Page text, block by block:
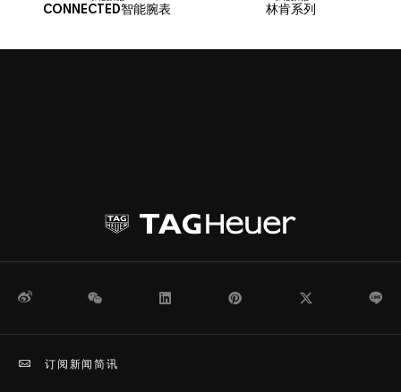
微博 WeChat Pinterest
订阅新闻简讯